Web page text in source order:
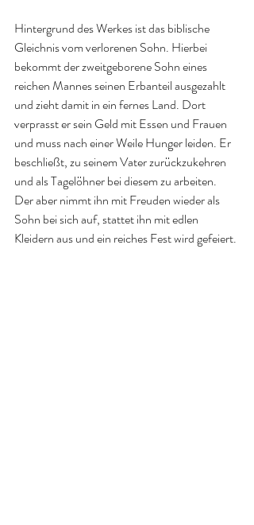
Hintergrund des Werkes ist das biblische
Gleichnis vom verlorenen Sohn. Hierbei
bekommt der zweitgeborene Sohn eines
reichen Mannes seinen Erbanteil ausgezahlt
und zieht damit in ein fernes Land. Dort
verprasst er sein Geld mit Essen und Frauen
und muss nach einer Weile Hunger leiden. Er
beschließt, zu seinem Vater zurückzukehren
und als Tagelöhner bei diesem zu arbeiten.
Der aber nimmt ihn mit Freuden wieder als
Sohn bei sich auf, stattet ihn mit edlen
Kleidern aus und ein reiches Fest wird gefeiert.